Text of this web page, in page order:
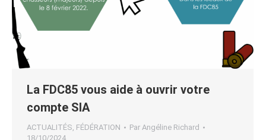
La FDC85 vous aide à ouvrir votre
compte SIA
ACTUALITÉS, FÉDÉRATION Par Angéline Richard
18/10/2024